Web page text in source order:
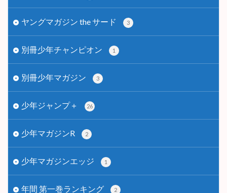
ヤングマガジン the サード 3
別冊少年チャンピオン 1
別冊少年マガジン 3
少年ジャンプ＋ 26
少年マガジンR 2
少年マガジンエッジ 1
年間 第一巻ランキング 2